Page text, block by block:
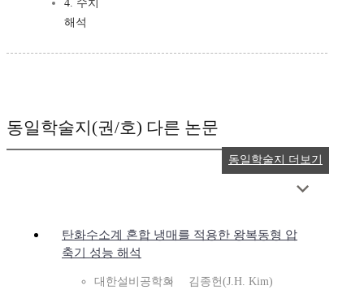
4. 수치
해석
동일학술지(권/호) 다른 논문
탄화수소계 혼합 냉매를 적용한 왕복동형 압
축기 성능 해석
대한설비공학회
김종헌(J.H. Kim)
동일학술지 더보기